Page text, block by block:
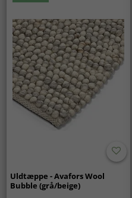
Uldtæppe - Avafors Wool
Bubble (grå/beige)